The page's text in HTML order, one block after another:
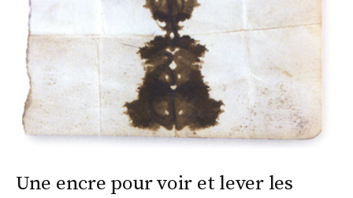
Une encre pour voir et lever les